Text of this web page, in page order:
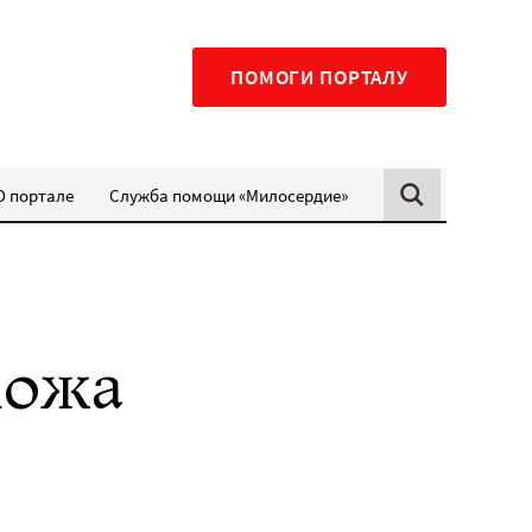
ПОМОГИ ПОРТАЛУ
портале Служба помощи «Милосердие»